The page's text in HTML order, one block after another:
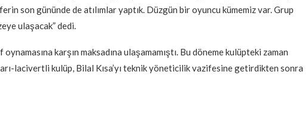
son gününde de atılımlar yaptık. Düzgün bir oyuncu kümemiz var. Grup
ulaşacak” dedi.
karşın maksadına ulaşamamıştı. Bu döneme kulüpteki zaman
lacivertli kulüp, Bilal Kısa’yı teknik yöneticilik vazifesine getirdikten sonra